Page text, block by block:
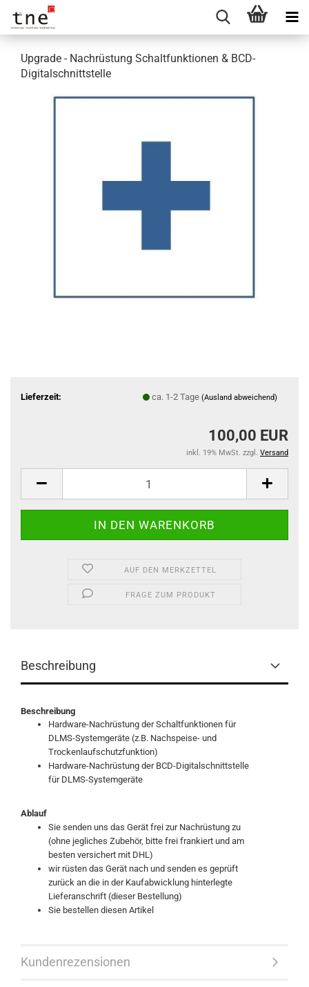
Upgrade - Nachrüstung Schaltfunktionen & BCD-
Digitalschnittstelle
Lieferzeit: ca. 1-2 Tage (Ausland abweichend)
100,00 EUR
inkl. 19% MwSt. zzgl. Versand
AUF DEN MERKZETTEL
FRAGE ZUM PRODUKT
Beschreibung
Beschreibung
Hardware-Nachrüstung der Schaltfunktionen für
DLMS-Systemgeräte (z.B. Nachspeise- und
Trockenlaufschutzfunktion)
Hardware-Nachrüstung der BCD-Digitalschnittstelle
für DLMS-Systemgeräte
Ablauf
Sie senden uns das Gerät frei zur Nachrüstung zu
(ohne jegliches Zubehör, bitte frei frankiert und am
besten versichert mit DHL)
wir rüsten das Gerät nach und senden es geprüft
zurück an die in der Kaufabwicklung hinterlegte
Lieferanschrift (dieser Bestellung)
Sie bestellen diesen Artikel
Kundenrezensionen